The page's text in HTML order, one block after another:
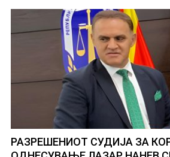
РАЗРЕШЕНИОТ СУДИЈА ЗА